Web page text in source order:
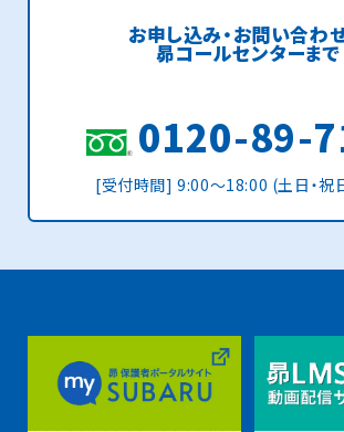
お申し込み・お問い合わ
昴コールセンターまで
0120-89-
[受付時間] 9:00〜18:00 (土日・祝